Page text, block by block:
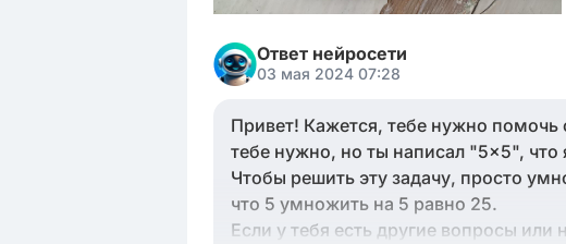
Ответ нейросети
03 мая 2024 07:28
Привет! Кажется, тебе нужно
тебе нужно, но ты написал "5×5", что
Чтобы решить эту задачу, просто
что 5 умножить на 5 равно 25.
Если у тебя есть другие вопросы